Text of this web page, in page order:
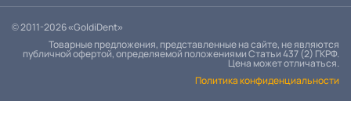
© 2011-2026 «GoldiDent»
Товарные предложения, представленные на сайте, не являются
публичной офертой, определяемой положениями Статьи 437 (2) ГКРФ.
Цена может отличаться.
Политика конфиденциальности